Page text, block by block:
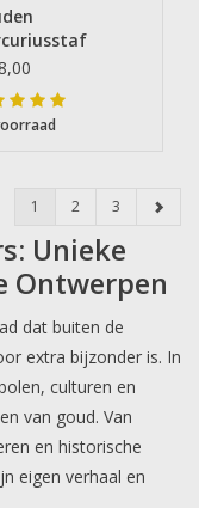
1 2 3
Unieke
Ontwerpen
dat buiten de
extra bijzonder is. In
culturen en
van goud. Van
en historische
eigen verhaal en